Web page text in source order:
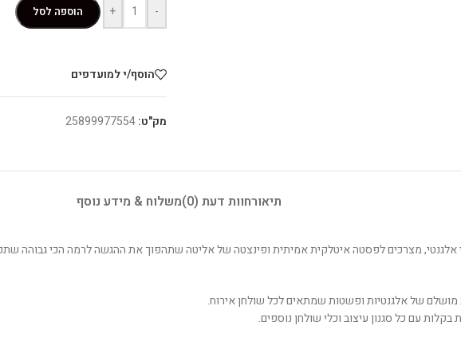
-
+ הוספה לסל
הוסף/י למועדפים
מק"ט:25899977554
תיאורחוות דעת (0) משלוח & מידע נוסף
אלגנטי, מצרכים לפסטה איטלקית אמיתית ופינצטה של אליטה שתהפוך את ההגשה לרמה הכי גבוהה
מושלם של אלגנטיות ופשטות שמתאים לכל שולחן אירוח.
עם כל סגנון עיצוב וכלי שולחן נוספים.